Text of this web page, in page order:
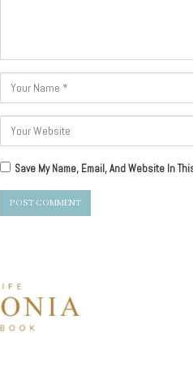
Save My Name, Email, And Website In